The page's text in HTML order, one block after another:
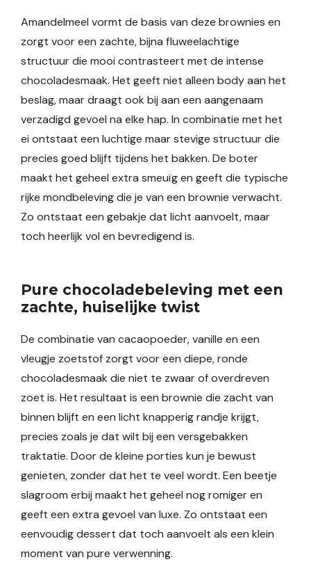
Amandelmeel vormt de basis van deze brownies en
zorgt voor een zachte, bijna fluweelachtige
structuur die mooi contrasteert met de intense
chocoladesmaak. Het geeft niet alleen body aan het
beslag, maar draagt ook bij aan een aangenaam
verzadigd gevoel na elke hap. In combinatie met het
ei ontstaat een luchtige maar stevige structuur die
precies goed blijft tijdens het bakken. De boter
maakt het geheel extra smeuïg en geeft die typische
rijke mondbeleving die je van een brownie verwacht.
Zo ontstaat een gebakje dat licht aanvoelt, maar
toch heerlijk vol en bevredigend is.
Pure chocoladebeleving met een
zachte, huiselijke twist
De combinatie van cacaopoeder, vanille en een
vleugje zoetstof zorgt voor een diepe, ronde
chocoladesmaak die niet te zwaar of overdreven
zoet is. Het resultaat is een brownie die zacht van
binnen blijft en een licht knapperig randje krijgt,
precies zoals je dat wilt bij een versgebakken
traktatie. Door de kleine porties kun je bewust
genieten, zonder dat het te veel wordt. Een beetje
slagroom erbij maakt het geheel nog romiger en
geeft een extra gevoel van luxe. Zo ontstaat een
eenvoudig dessert dat toch aanvoelt als een klein
moment van pure verwenning.